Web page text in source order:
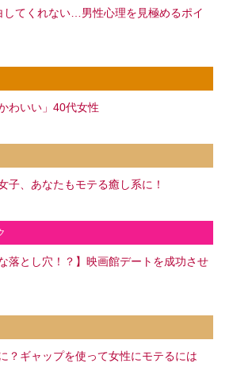
してくれない…男性心理を見極めるポイ
わいい」40代女性
子、あなたもモテる癒し系に！
落とし穴！？】映画館デートを成功させ
？ギャップを使って女性にモテるには